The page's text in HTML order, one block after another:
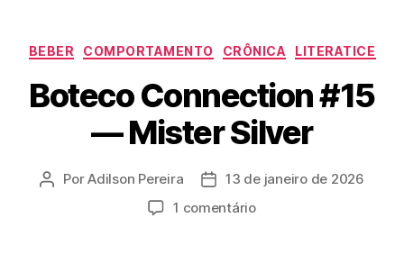
Categorias
BEBER COMPORTAMENTO CRÔNICA LITERATICE
Boteco Connection #15
— Mister Silver
Autor
PorAdilson Pereira
Data13 de janeiro de 2026
1 comentárioem